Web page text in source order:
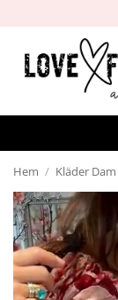
innehåll
Hem / Kläder Dam